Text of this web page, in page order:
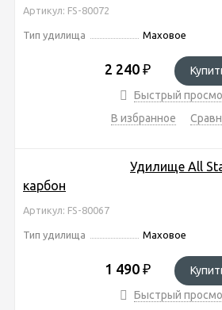
Артикул: FS-80072
Тип удилища Маховое
2 240 ₽
Быстрый
В избранное
Удилище All
карбон
Артикул: FS-80067
Тип удилища Маховое
1 490 ₽
Быстрый